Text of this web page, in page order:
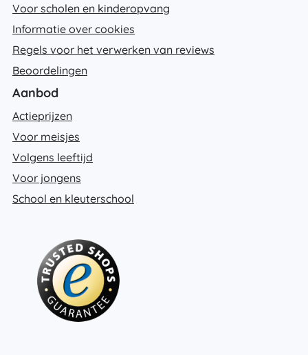
Voor scholen en kinderopvang
Informatie over cookies
Regels voor het verwerken van reviews
Beoordelingen
Aanbod
Actieprijzen
Voor meisjes
Volgens leeftijd
Voor jongens
School en kleuterschool